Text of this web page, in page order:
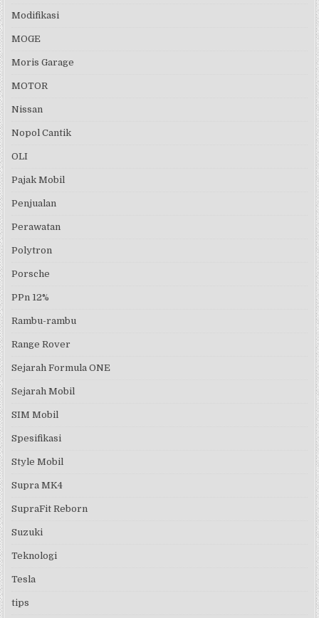
Modifikasi
MOGE
Moris Garage
MOTOR
Nissan
Nopol Cantik
OLI
Pajak Mobil
Penjualan
Perawatan
Polytron
Porsche
PPn 12%
Rambu-rambu
Range Rover
Sejarah Formula ONE
Sejarah Mobil
SIM Mobil
Spesifikasi
Style Mobil
Supra MK4
SupraFit Reborn
Suzuki
Teknologi
Tesla
tips